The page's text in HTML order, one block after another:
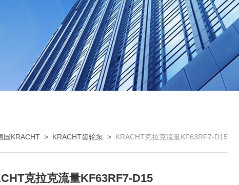
国KRACHT > KRACHT齿轮泵 > KRACHT克拉克流量KF63RF7-D15
克拉克流量KF63RF7-D15